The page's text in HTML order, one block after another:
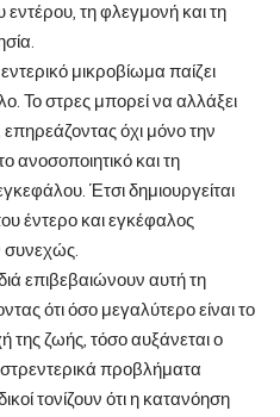
εντέρου, τη φλεγμονή και τη
μικροβίωμα παίζει
Το στρες μπορεί να αλλάξει
όχι μόνο την
ανοσοποιητικό και τη
Έτσι δημιουργείται
έντερο και εγκέφαλος
συνεχώς.
επιβεβαιώνουν αυτή τη
ότι όσο μεγαλύτερο είναι το
της ζωής, τόσο αυξάνεται ο
προβλήματα
τονίζουν ότι η κατανόηση